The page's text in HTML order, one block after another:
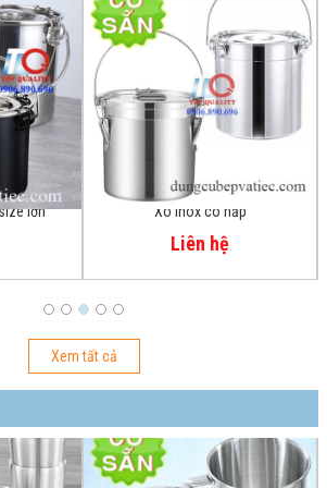
Thùng inox bảo ôn nắp bằng 50 lit
Liên hệ
Xem tất cả